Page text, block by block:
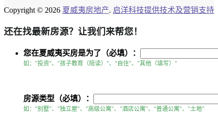
Copyright © 2026 夏威夷房地产. 启洋科技提供技术及营销支持
还在找最新房源？让我们来帮您！
您在夏威夷买房是为了（必填）：
如："投资"、"孩子教育（陪读）"、"自住"、"其他（填写）"
房源类型（必填）：
如："别墅"、"独立屋"、"高级公寓"、"酒店公寓"、"普通公寓"、"土地"